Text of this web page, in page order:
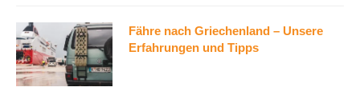
Fähre nach Griechenland – Unsere
Erfahrungen und Tipps